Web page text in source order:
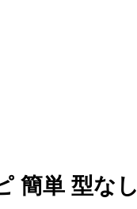
簡単 型な